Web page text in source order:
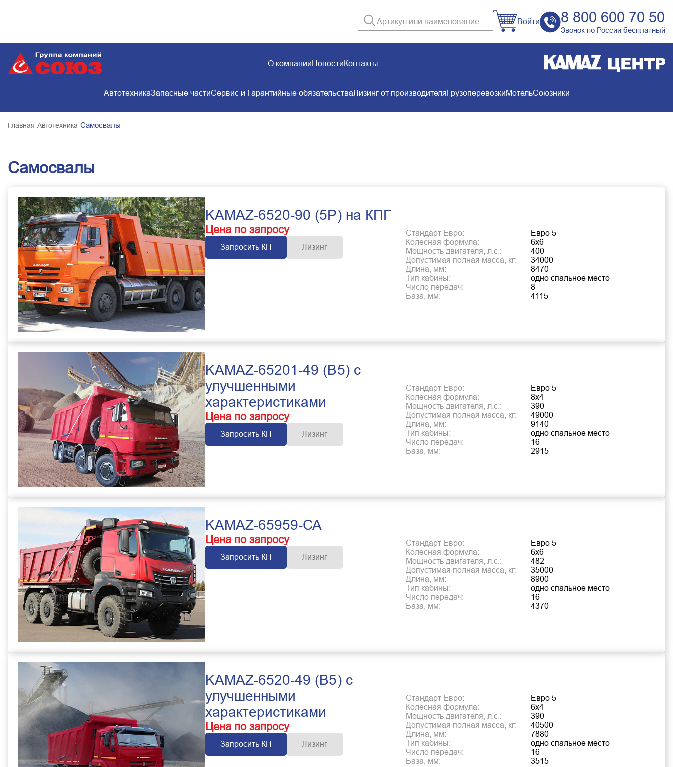
Войти 8 800 600 70 50
Звонок по России бесплатный
О компанииНовостиКонтакты
АвтотехникаЗапасные частиСервис и Гарантийные обязательстваЛизинг от производителяГрузоперевозкиМотельСоюзники
Главная Автотехника Самосвалы
Самосвалы
KAMAZ-6520-90 (5P) на КПГ
Цена по запросу
Запросить КП Лизинг
Стандарт Евро:
Евро 5
Колесная формула:
6х6
Мощность двигателя, л.с.:
400
Допустимая полная масса, кг:
34000
Длина, мм:
8470
Тип кабины:
одно спальное место
Число передач:
8
База, мм:
4115
KAMAZ-65201-49 (B5) с
улучшенными
характеристиками
Цена по запросу
Запросить КП Лизинг
Стандарт Евро:
Евро 5
Колесная формула:
8х4
Мощность двигателя, л.с.:
390
Допустимая полная масса, кг:
49000
Длина, мм:
9140
Тип кабины:
одно спальное место
Число передач:
16
База, мм:
2915
KAMAZ-65959-СА
Цена по запросу
Запросить КП Лизинг
Стандарт Евро:
Евро 5
Колесная формула:
6х6
Мощность двигателя, л.с.:
482
Допустимая полная масса, кг:
35000
Длина, мм:
8900
Тип кабины:
одно спальное место
Число передач:
16
База, мм:
4370
KAMAZ-6520-49 (B5) с
улучшенными
характеристиками
Цена по запросу
Запросить КП Лизинг
Стандарт Евро:
Евро 5
Колесная формула:
6х4
Мощность двигателя, л.с.:
390
Допустимая полная масса, кг:
40500
Длина, мм:
7880
Тип кабины:
одно спальное место
Число передач:
16
База, мм:
3515